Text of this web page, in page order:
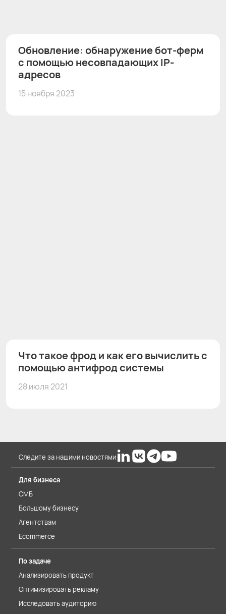
Обновление: обнаружение бот-ферм
с помощью несовпадающих IP-
адресов
15 ноября 2023
Что такое фрод и как его вычислить с
помощью антифрод системы
28 июля 2021
Следите за нашими новостями
Для бизнеса
СМБ
Большому бизнесу
Агентствам
Ecommerce
По задаче
Анализировать продукт
Оптимизировать рекламу
Исследовать аудиторию